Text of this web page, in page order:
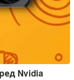
Nvidia